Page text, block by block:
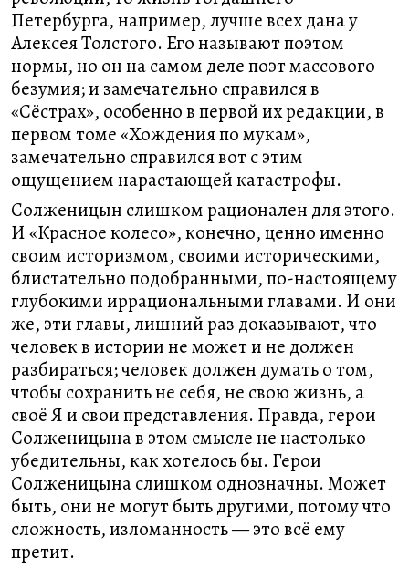
Петербурга, например, лучше всех дана у
Алексея Толстого. Его называют поэтом
нормы, но он на самом деле поэт массового
безумия; и замечательно справился в
«Сёстрах», особенно в первой их редакции, в
первом томе «Хождения по мукам»,
замечательно справился вот с этим
ощущением нарастающей катастрофы.
Солженицын слишком рационален для этого.
И «Красное колесо», конечно, ценно именно
своим историзмом, своими историческими,
блистательно подобранными, по-настоящему
глубокими иррациональными главами. И они
же, эти главы, лишний раз доказывают, что
человек в истории не может и не должен
разбираться; человек должен думать о том,
чтобы сохранить не себя, не свою жизнь, а
своё Я и свои представления. Правда, герои
Солженицына в этом смысле не настолько
убедительны, как хотелось бы. Герои
Солженицына слишком однозначны. Может
быть, они не могут быть другими, потому что
сложность, изломанность — это всё ему
претит.